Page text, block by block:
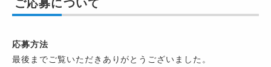
ご応募について
応募方法
最後までご覧いただきありがとうございました。